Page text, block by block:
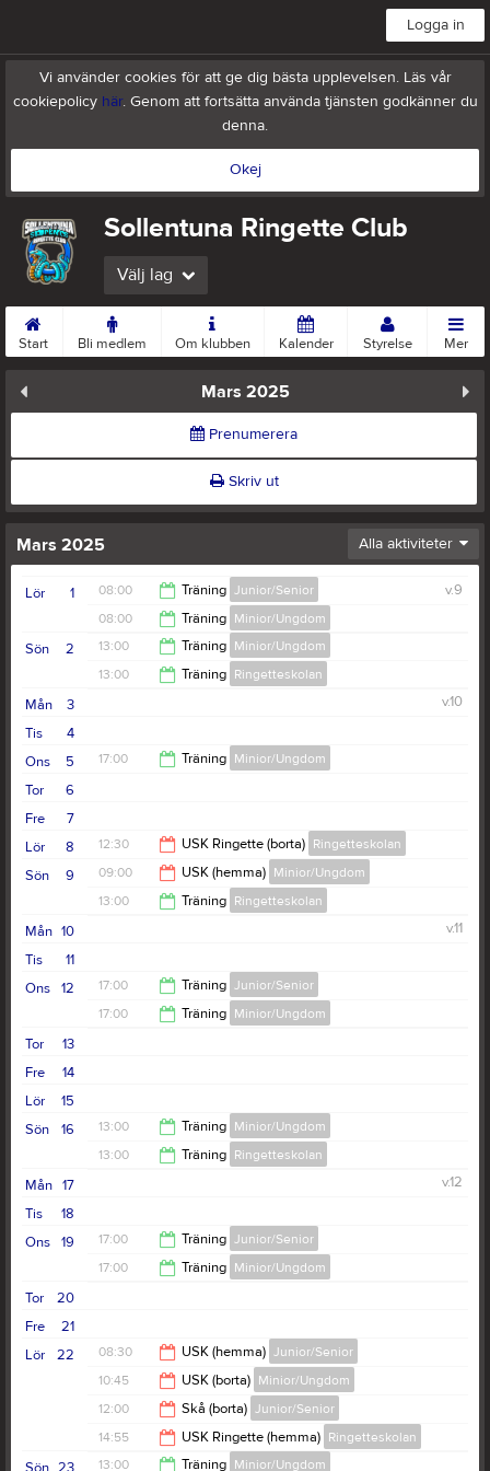
Logga in
Vi använder cookies för att ge dig bästa upplevelsen. Läs vår
cookiepolicy här. Genom att fortsätta använda tjänsten godkänner du
denna.
Okej
Sollentuna Ringette Club
Välj lag
Start Bli medlem Om klubben Kalender Styrelse Mer
Mars 2025
Prenumerera
Skriv ut
Mars 2025 Alla aktiviteter
1
Lör v.9
08:00 Träning Junior/Senior
09:00
08:00 Träning Minior/Ungdom
09:00
2
Sön 13:00 Träning Minior/Ungdom
13:00 Träning Ringetteskolan
3
Mån
v.10
4
Tis
5
Ons 17:00 Träning Minior/Ungdom
6
Tor
7
Fre
8
Lör 12:30 USK Ringette (borta) Ringetteskolan
13:30
9
Sön 09:00 USK (hemma) Minior/Ungdom
13:00 Träning Ringetteskolan
10
Mån
v.11
11
Tis
12
Ons 17:00 Träning Junior/Senior
17:00 Träning Minior/Ungdom
13
Tor
14
Fre
15
Lör
16
Sön 13:00 Träning Minior/Ungdom
13:00 Träning Ringetteskolan
17
Mån
v.12
18
Tis
19
Ons 17:00 Träning Junior/Senior
17:00 Träning Minior/Ungdom
20
Tor
21
Fre
22
Lör 08:30 USK (hemma) Junior/Senior
10:30
10:45 USK (borta) Minior/Ungdom
11:45
12:00 Skå (borta) Junior/Senior
14:00
14:55 USK Ringette (hemma) Ringetteskolan
13:00 Träning Minior/Ungdom